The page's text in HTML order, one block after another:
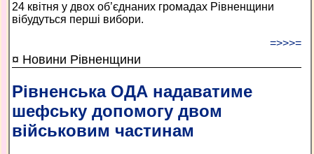
24 квітня у двох об’єднаних громадах Рівненщини
вібудуться перші вибори.
=>>>=
¤ Новини Рівненщини
Рівненська ОДА надаватиме
шефську допомогу двом
військовим частинам